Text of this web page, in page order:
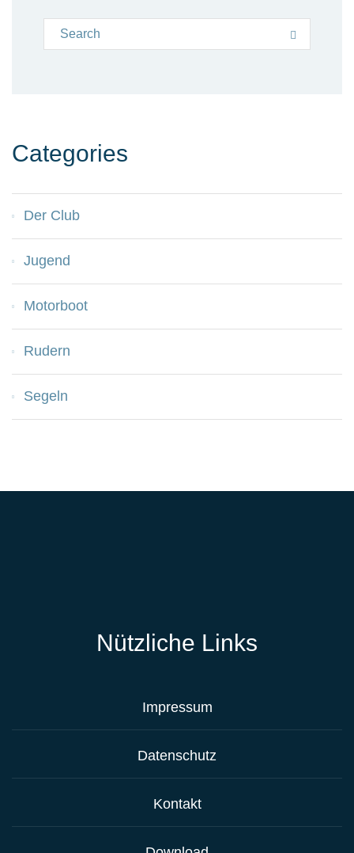
Search for:
Categories
Der Club
Jugend
Motorboot
Rudern
Segeln
Nützliche Links
Impressum
Datenschutz
Kontakt